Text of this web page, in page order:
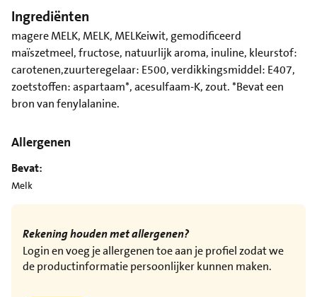
Ingrediënten
magere MELK, MELK, MELKeiwit, gemodificeerd
maïszetmeel, fructose, natuurlijk aroma, inuline, kleurstof:
carotenen,zuurteregelaar: E500, verdikkingsmiddel: E407,
zoetstoffen: aspartaam*, acesulfaam-K, zout. *Bevat een
bron van fenylalanine.
Allergenen
Bevat:
Melk
Rekening houden met allergenen?
Login en voeg je allergenen toe aan je profiel zodat we
de productinformatie persoonlijker kunnen maken.